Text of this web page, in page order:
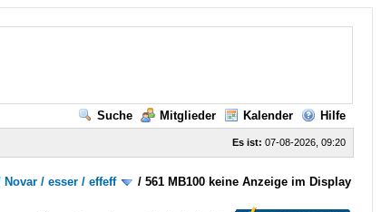
Suche Mitglieder Kalender Hilfe
Es ist: 07-08-2026, 09:20
/ esser / effeff /561 MB100 keine Anzeige im Display